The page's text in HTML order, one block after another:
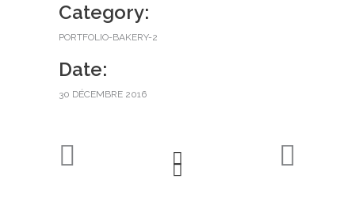
Category:
PORTFOLIO-BAKERY-2
Date:
30 DÉCEMBRE 2016